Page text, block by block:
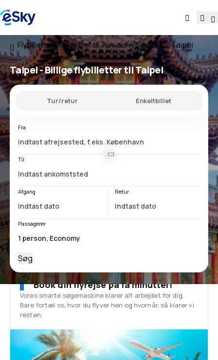
FlybilletterFlybilletter til TaiwanFlybilletter til Taipei
Taipei - Billige flybilletter til Taipei
Tur/retur Enkeltbillet
Fra
Til
Afgang Retur
Passagerer
Søg
Book din flyrejse på få minutter!
Vores smarte søgemaskine klarer alt arbejdet for dig.
Bare fortæl os, hvor du flyver hen og hvornår, så klarer vi
resten.